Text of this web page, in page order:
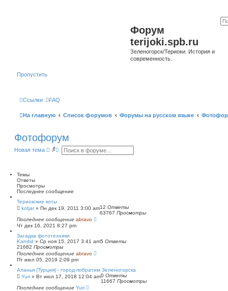
Форум
terijoki.spb.ru
Зеленогорск/Териоки. История и
современность.
Пропустить
Ссылки FAQ
На главную Список форумов Форумы на русском языке
Фотофорум
Новая тема
П Р
н
й
о
и
с
к
Темы
Ответы
Просмотры
Последнее сообщение
Териокские коты
kotjar» Пн дек 19, 2011 3:00 am12 Ответы
63767 Просмотры
Последнее сообщение abravo
Чт дек 16, 2021 8:27 pm
Загадка фототехники
Kandid » Ср ноя 15, 2017 3:41 am5 Ответы
21682 Просмотры
Последнее сообщение abravo
Пт июл 05, 2019 2:09 pm
Аланья (Турция) - город-побратим Зеленогорска
Yuri » Вт июл 17, 2018 12:04 am0 Ответы
11667 Просмотры
Последнее сообщение Yuri